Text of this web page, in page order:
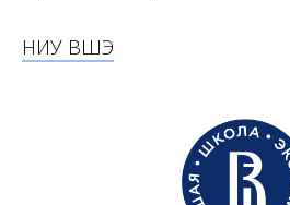
НИУ ВШЭ